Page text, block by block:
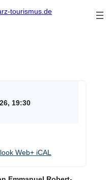
19:30
Web+ iCAL